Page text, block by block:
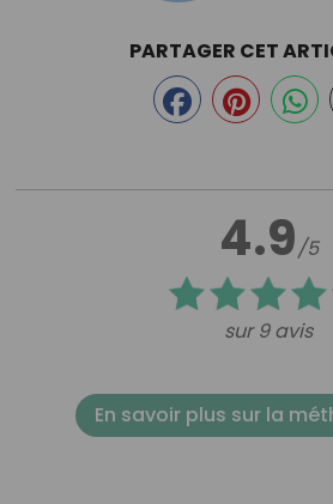
4.9/5
sur 9 avis
PARTAGER CET
En savoir plus sur la